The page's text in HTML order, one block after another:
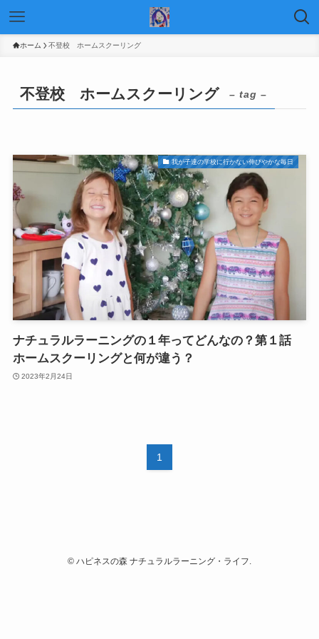
ホーム 不登校 ホームスクーリング
不登校 ホームスクーリング – tag –
我が子達の学校に行かない伸びやかな毎日
ナチュラルラーニングの１年ってどんなの？第１話
ホームスクーリングと何が違う？
2023年2月24日
1
© ハピネスの森 ナチュラルラーニング・ライフ.